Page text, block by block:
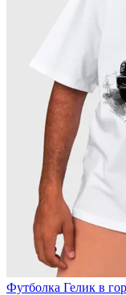
Футболка Гелик в